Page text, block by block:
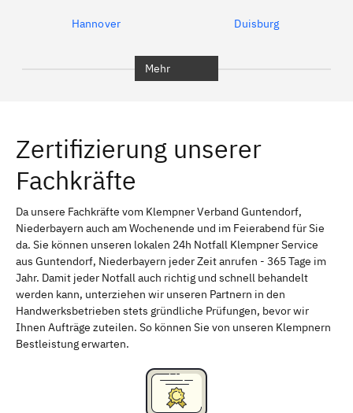
Hannover Duisburg
Erlangen Bamberg
Bayreuth
Schweinfurt Passau
Freising Rudelsdorf, Mittelfranken
Mehr
Zertifizierung unserer
Fachkräfte
Da unsere Fachkräfte vom Klempner Verband Guntendorf,
Niederbayern auch am Wochenende und im Feierabend für Sie
da. Sie können unseren lokalen 24h Notfall Klempner Service
aus Guntendorf, Niederbayern jeder Zeit anrufen - 365 Tage im
Jahr. Damit jeder Notfall auch richtig und schnell behandelt
werden kann, unterziehen wir unseren Partnern in den
Handwerksbetrieben stets gründliche Prüfungen, bevor wir
Ihnen Aufträge zuteilen. So können Sie von unseren Klempnern
Bestleistung erwarten.